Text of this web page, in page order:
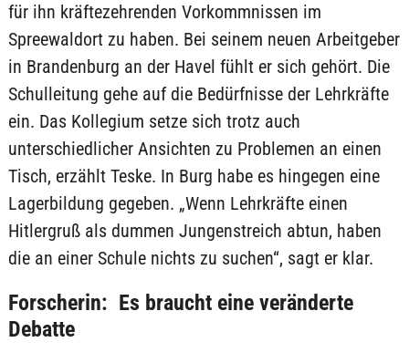
für ihn kräftezehrenden Vorkommnissen im
Spreewaldort zu haben. Bei seinem neuen Arbeitgeber
in Brandenburg an der Havel fühlt er sich gehört. Die
Schulleitung gehe auf die Bedürfnisse der Lehrkräfte
ein. Das Kollegium setze sich trotz auch
unterschiedlicher Ansichten zu Problemen an einen
Tisch, erzählt Teske. In Burg habe es hingegen eine
Lagerbildung gegeben. „Wenn Lehrkräfte einen
Hitlergruß als dummen Jungenstreich abtun, haben
die an einer Schule nichts zu suchen“, sagt er klar.
Forscherin: Es braucht eine veränderte
Debatte